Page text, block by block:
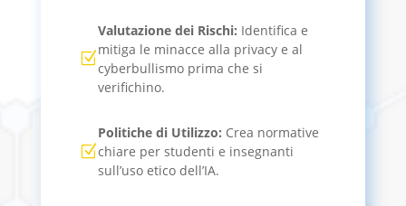
Z
Valutazione dei Rischi: Identifica e
mitiga le minacce alla privacy e al
cyberbullismo prima che si
verifichino.
Z
Politiche di Utilizzo: Crea normative
chiare per studenti e insegnanti
sull’uso etico dell’IA.